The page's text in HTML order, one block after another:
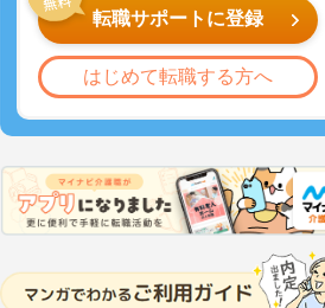
転職サポートに登録
はじめて転職する方へ